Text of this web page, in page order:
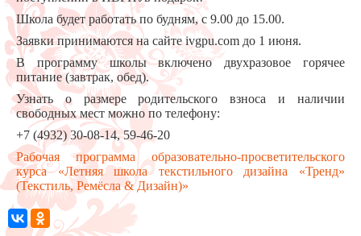
Школа будет работать по будням, с 9.00 до 15.00.
Заявки принимаются на сайте ivgpu.com до 1 июня.
В программу школы включено двухразовое горячее
питание (завтрак, обед).
Узнать о размере родительского взноса и наличии
свободных мест можно по телефону:
+7 (4932) 30-08-14, 59-46-20
Рабочая программа образовательно-просветительского
курса «Летняя школа текстильного дизайна «Тренд»
(Текстиль, Ремёсла & Дизайн)»